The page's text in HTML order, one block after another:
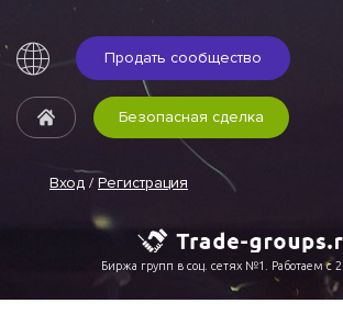
Продать сообщество
Вход / Регистрация
Безопасная сделка
Биржа групп в соц. сетях №1. Работаем с